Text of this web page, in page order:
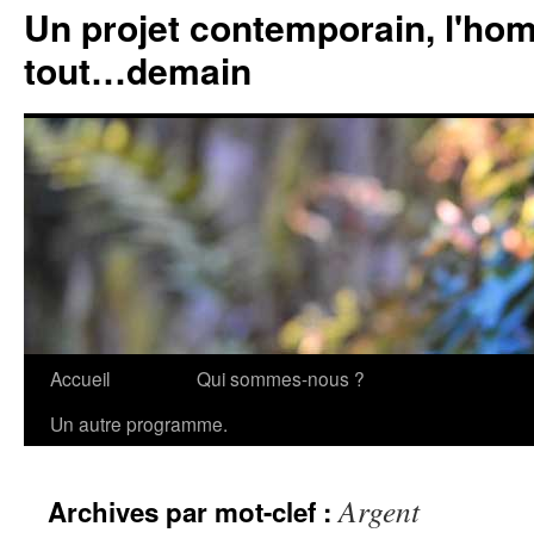
Un projet contemporain,
tout…demain
Aller
Accueil
Qui sommes-nous ?
Un autre programme.
Archives par mot-clef :Argent